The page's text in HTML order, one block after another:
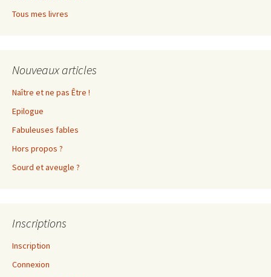
Tous mes livres
Nouveaux articles
Naître et ne pas Être !
Epilogue
Fabuleuses fables
Hors propos ?
Sourd et aveugle ?
Inscriptions
Inscription
Connexion